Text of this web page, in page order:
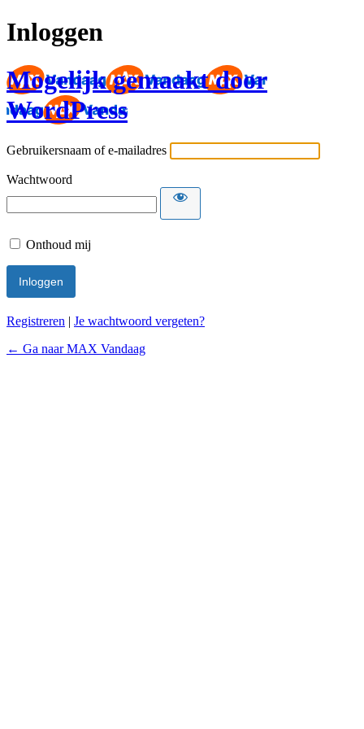
Inloggen
Mogelijk gemaakt door
WordPress
Gebruikersnaam of e-mailadres
Wachtwoord
Onthoud mij
Registreren | Je wachtwoord vergeten?
← Ga naar MAX Vandaag